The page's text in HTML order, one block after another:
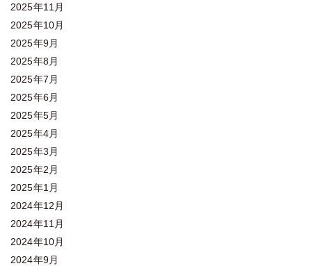
2025年11月
2025年10月
2025年9月
2025年8月
2025年7月
2025年6月
2025年5月
2025年4月
2025年3月
2025年2月
2025年1月
2024年12月
2024年11月
2024年10月
2024年9月